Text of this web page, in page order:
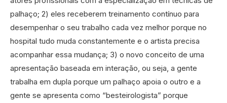
palhaço; 2) eles receberem treinamento contínuo para
desempenhar o seu trabalho cada vez melhor porque no
hospital tudo muda constantemente e o artista precisa
acompanhar essa mudança; 3) o novo conceito de uma
apresentação baseada em interação, ou seja, a gente
trabalha em dupla porque um palhaço apoia o outro e a
gente se apresenta como “besteirologista” porque